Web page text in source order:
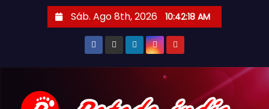
Sáb. Ago 8th, 2026 10:42:20 AM